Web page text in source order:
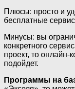
Плюсы: просто и
бесплатные
Минусы: вы
конкретного
проект, то онлайн-
подойдет.
Программы на